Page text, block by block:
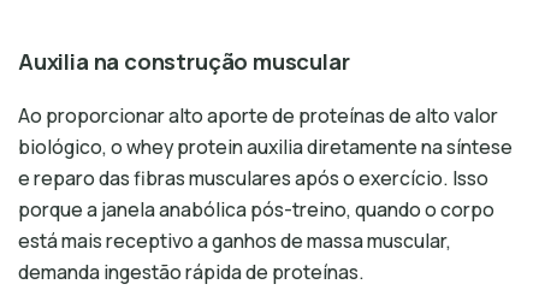
Auxilia na construção muscular
Ao proporcionar alto aporte de proteínas de alto valor
biológico, o whey protein auxilia diretamente na síntese
e reparo das fibras musculares após o exercício. Isso
porque a janela anabólica pós-treino, quando o corpo
está mais receptivo a ganhos de massa muscular,
demanda ingestão rápida de proteínas.